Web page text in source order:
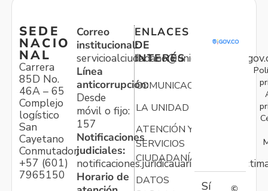
SEDE
NACIO
NAL
Carrera
85D No.
46A – 65
Complejo
logístico
San
Cayetano
Conmutador:
+57 (601)
7965150
Correo
institucional:
Línea
anticorrupción:
Desde
móvil o fijo:
157
Notificaciones
judiciales:
Horario de
ENLACES
DE
INTERÉS
COMUNICACIONES
LA UNIDAD
ATENCIÓN Y
SERVICIOS
CIUDADANÍA
DATOS
Sí